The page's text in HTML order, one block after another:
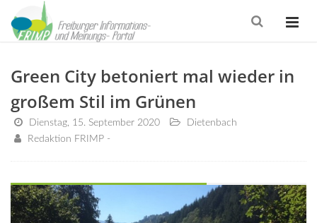
Green City betoniert mal wieder in
großem Stil im Grünen
Dienstag, 15. September 2020
Dietenbach
Redaktion FRIMP -